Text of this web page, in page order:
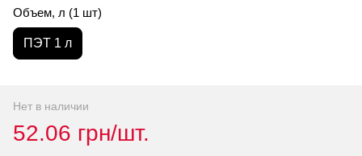
Объем, л (1 шт)
ПЭТ 1 л
Нет в наличии
52.06 грн/шт.